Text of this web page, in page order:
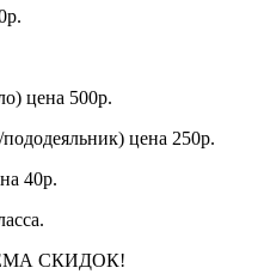
цена 500р.
цена 250р.
40р.
СКИДОК!